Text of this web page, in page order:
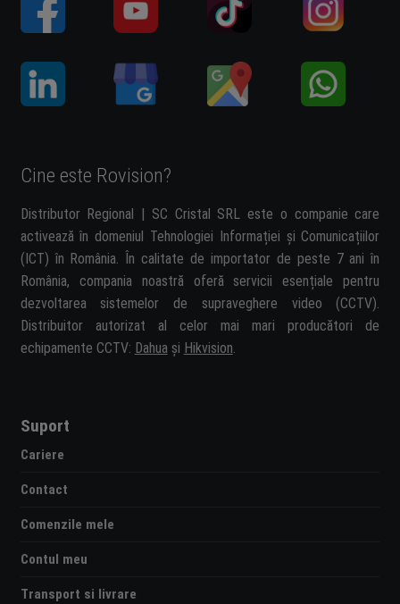
Cine este Rovision?
Distributor Regional | SC Cristal SRL este o companie care
activează în domeniul Tehnologiei Informației și Comunicațiilor
(ICT) în România. În calitate de importator de peste 7 ani în
România, compania noastră oferă servicii esențiale pentru
dezvoltarea sistemelor de supraveghere video (CCTV).
Distribuitor autorizat al celor mai mari producători de
echipamente CCTV: Dahua și Hikvision.
Suport
Cariere
Contact
Comenzile mele
Contul meu
Transport si livrare